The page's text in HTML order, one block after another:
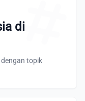
di
topik